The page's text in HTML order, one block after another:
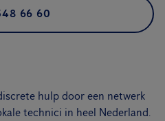
66 60
hulp door een netwerk
technici in heel Nederland.